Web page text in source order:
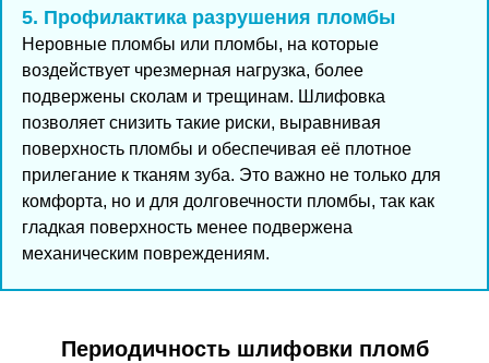
5. Профилактика разрушения пломбы
Неровные пломбы или пломбы, на которые
воздействует чрезмерная нагрузка, более
подвержены сколам и трещинам. Шлифовка
позволяет снизить такие риски, выравнивая
поверхность пломбы и обеспечивая её плотное
прилегание к тканям зуба. Это важно не только для
комфорта, но и для долговечности пломбы, так как
гладкая поверхность менее подвержена
механическим повреждениям.
Периодичность шлифовки пломб